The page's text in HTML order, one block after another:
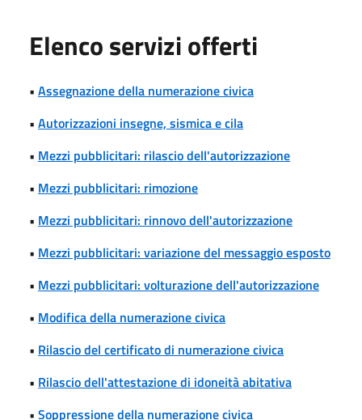
Elenco servizi offerti
• Assegnazione della numerazione civica
• Autorizzazioni insegne, sismica e cila
• Mezzi pubblicitari: rilascio dell'autorizzazione
• Mezzi pubblicitari: rimozione
• Mezzi pubblicitari: rinnovo dell'autorizzazione
• Mezzi pubblicitari: variazione del messaggio esposto
• Mezzi pubblicitari: volturazione dell'autorizzazione
• Modifica della numerazione civica
• Rilascio del certificato di numerazione civica
• Rilascio dell'attestazione di idoneità abitativa
• Soppressione della numerazione civica